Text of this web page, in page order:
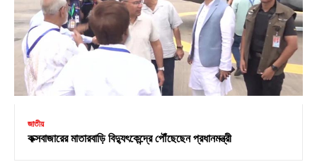
জাতীয়
কক্সবাজারের মাতারবাড়ি বিদ্যুৎকেন্দ্রে পৌঁছেছেন প্রধানমন্ত্রী